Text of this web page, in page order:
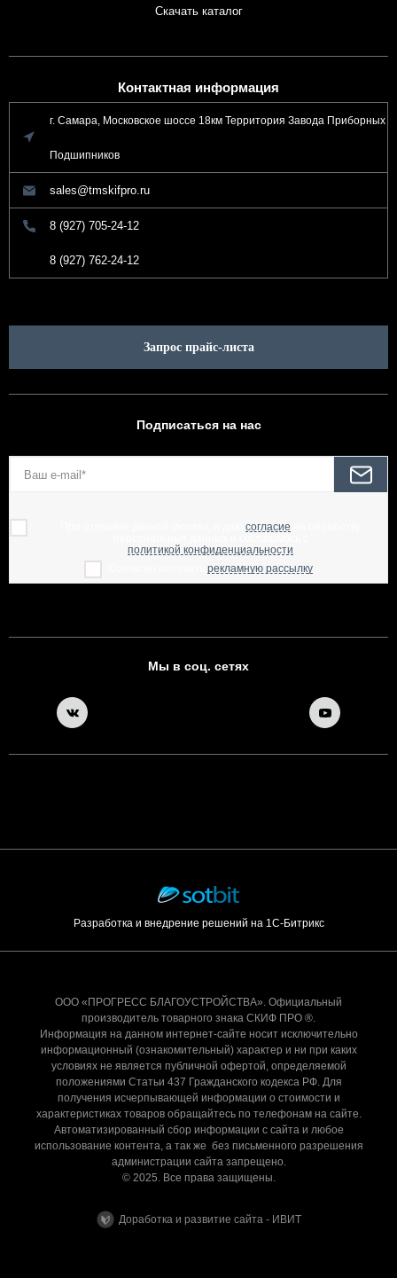
Скачать каталог
Контактная информация
г. Самара, Московское шоссе 18км Территория Завода Приборных
Подшипников
sales@tmskifpro.ru
8 (927) 705-24-12
8 (927) 762-24-12
Запрос прайс-листа
Подписаться на нас
согласие
политикой конфиденциальности
рекламную рассылку
Мы в соц. сетях
Разработка и внедрение решений на 1С-Битрикс
ООО «ПРОГРЕСС БЛАГОУСТРОЙСТВА». Официальный
производитель товарного знака СКИФ ПРО ®.
Информация на данном интернет-сайте носит исключительно
информационный (ознакомительный) характер и ни при каких
условиях не является публичной офертой, определяемой
положениями Статьи 437 Гражданского кодекса РФ. Для
получения исчерпывающей информации о стоимости и
характеристиках товаров обращайтесь по телефонам на сайте.
Автоматизированный сбор информации с сайта и любое
использование контента, а так же без письменного разрешения
администрации сайта запрещено.
© 2025. Все права защищены.
Доработка и развитие сайта - ИВИТ